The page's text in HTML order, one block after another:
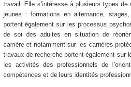
travail. Elle s’intéresse à plusieurs types de
jeunes : formations en alternance,
portent également sur les processus
de soi des adultes en situation de
carrière et notamment sur les carrières
travaux de recherche portent également sur
les activités des professionnels de
compétences et de leurs identités